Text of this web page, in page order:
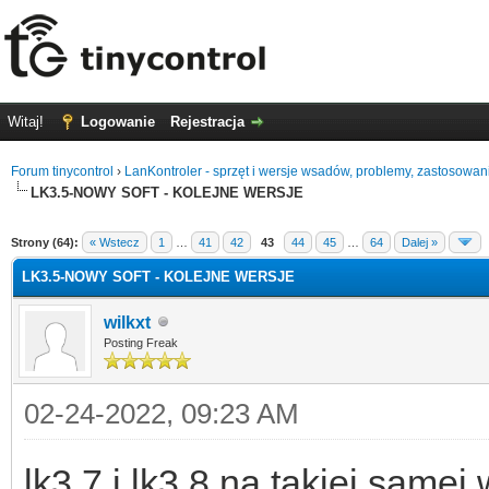
Witaj! Logowanie Rejestracja
Forum tinycontrol › LanKontroler - sprzęt i wersje wsadów, problemy,
LK3.5-NOWY SOFT - KOLEJNE WERSJE
Strony (64): « Wstecz 1 41 42 43 44 45 64 Dalej »
LK3.5-NOWY SOFT - KOLEJNE WERSJE
wilkxt
Posting Freak
02-24-2022, 09:23 AM